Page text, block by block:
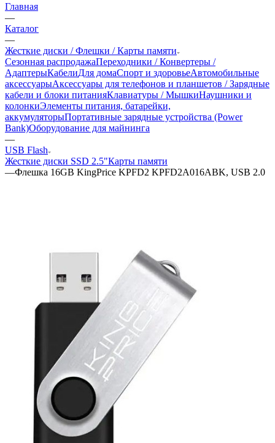
Главная
—
Каталог
—
Жесткие диски / Флешки / Карты памяти
Сезонная распродажаПереходники / Конвертеры /
АдаптерыКабелиДля домаСпорт и здоровьеАвтомобильные
аксессуарыАксессуары для телефонов и планшетов / Зарядные
кабели и блоки питанияКлавиатуры / МышкиНаушники и
колонкиЭлементы питания, батарейки,
аккумуляторыПортативные зарядные устройства (Power
Bank)Оборудование для майнинга
—
USB Flash
Жесткие диски SSD 2.5"Карты памяти
—Флешка 16GB KingPrice KPFD2 KPFD2A016ABK, USB 2.0